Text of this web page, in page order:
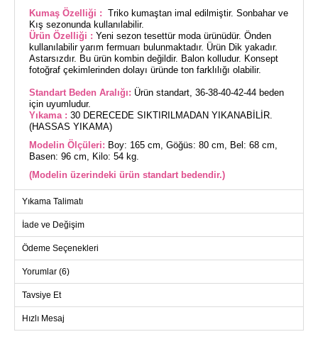
Kumaş Özelliği : Triko kumaştan imal edilmiştir. Sonbahar ve
Kış sezonunda kullanılabilir.
Ürün Özelliği : Yeni sezon tesettür moda ürünüdür. Önden
kullanılabilir yarım fermuarı bulunmaktadır. Ürün Dik yakadır.
Astarsızdır. Bu ürün kombin değildir. Balon kolludur. Konsept
fotoğraf çekimlerinden dolayı üründe ton farklılığı olabilir.
Standart Beden Aralığı: Ürün standart, 36-38-40-42-44 beden
için uyumludur.
Yıkama : 30 DERECEDE SIKTIRILMADAN YIKANABİLİR.
(HASSAS YIKAMA)
Modelin Ölçüleri: Boy: 165 cm, Göğüs: 80 cm, Bel: 68 cm,
Basen: 96 cm, Kilo: 54 kg.
(Modelin üzerindeki ürün standart bedendir.)
Sonbahar ve kış mevsimlerinde rahatlık ve şıklığı bir arada
sunan Balon Kol Triko Tunik, tesettür giyimde yeni bir soluk
getiriyor. Hassas yapısıyla 30 derecede yıkanabilen bu ürün,
triko kumaşın sıcaklığını ve konforunu cildinizle buluşturur. Dik
yakası ve astarsız tasarımı ile minimalizmi ön plana çıkaran
tunik, ön yüzündeki yarım fermuar sayesinde kullanışlıdır.
Balon kolları ile modern bir görünüm sunan bu tunik, standart
beden seçeneğiyle her vücut tipine uyum sağlar.
(CM)
Yıkama Talimatı
İade ve Değişim
Ödeme Seçenekleri
Yorumlar (6)
Tavsiye Et
Hızlı Mesaj